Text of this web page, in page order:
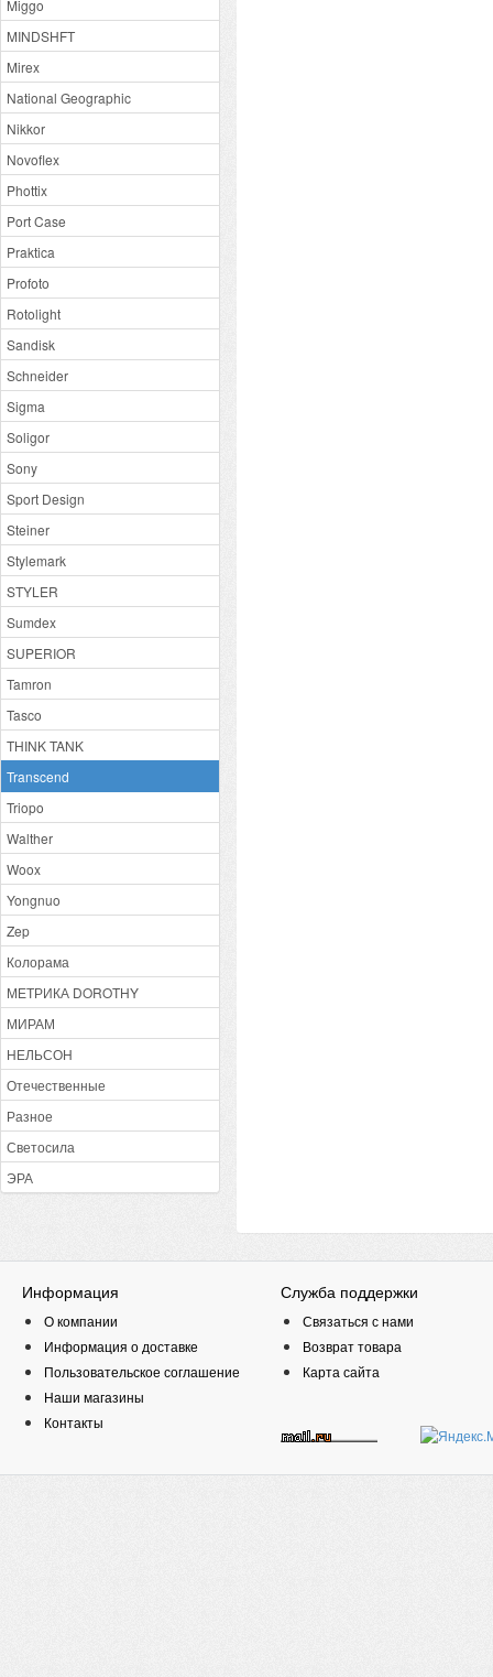
Miggo
MINDSHFT
Mirex
National Geographic
Nikkor
Novoflex
Phottix
Port Case
Praktica
Profoto
Rotolight
Sandisk
Schneider
Sigma
Soligor
Sony
Sport Design
Steiner
Stylemark
STYLER
Sumdex
SUPERIOR
Tamron
Tasco
THINK TANK
Transcend
Triopo
Walther
Woox
Yongnuo
Zep
Колорама
МЕТРИКА DOROTHY
МИРАМ
НЕЛЬСОН
Отечественные
Разное
Светосила
ЭРА
Информация
О компании
Информация о доставке
Пользовательское соглашение
Наши магазины
Контакты
Служба поддержки
Связаться с нами
Возврат товара
Карта сайта